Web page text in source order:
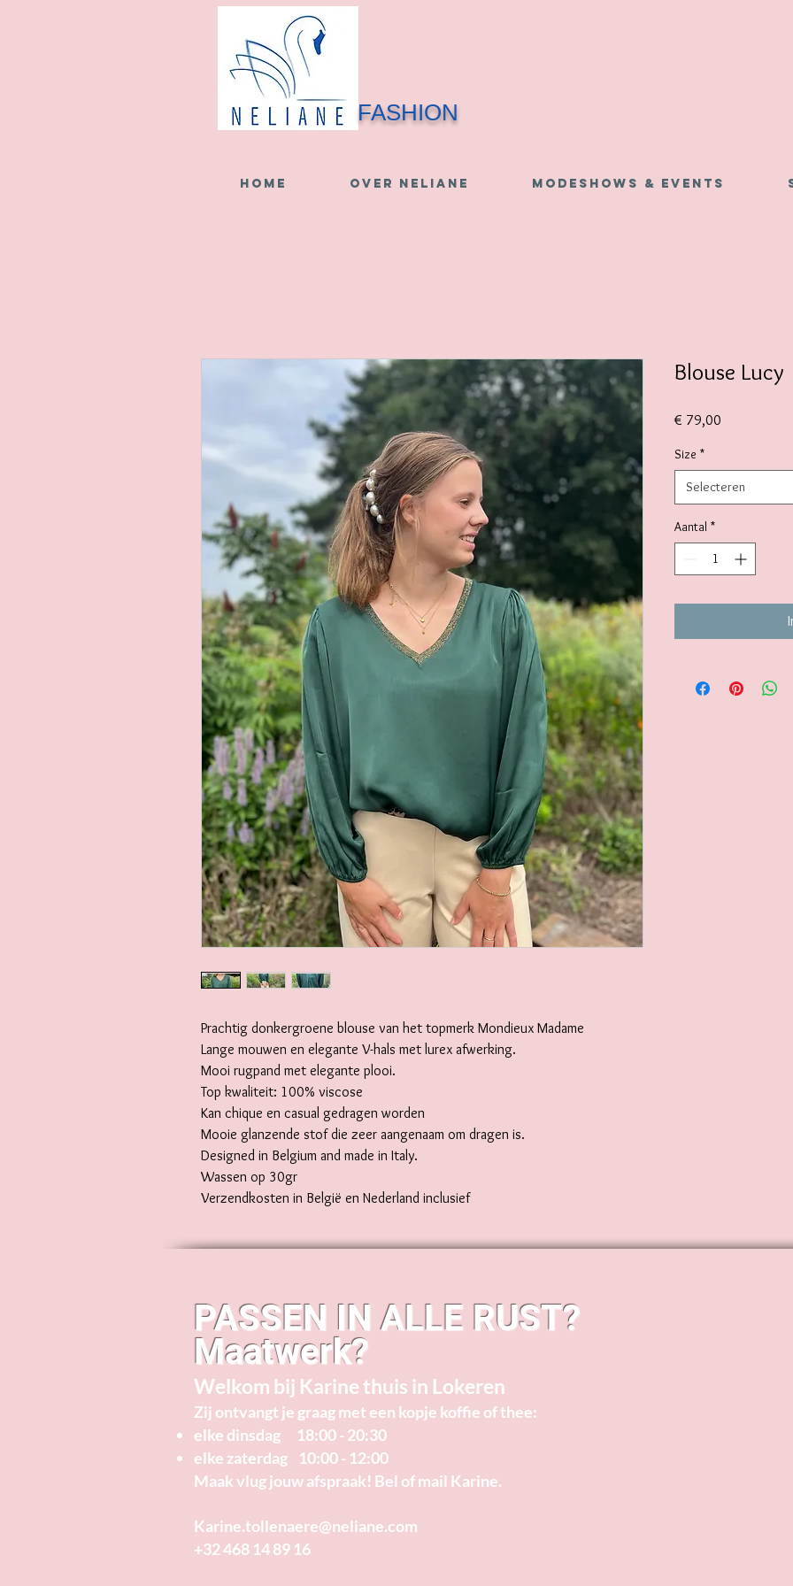
FASHION
HOME OVER NELIANE MODESHOWS & EVENTS
Prachtig donkergroene blouse van het topmerk Mondieux Madame
Lange mouwen en elegante V-hals met lurex afwerking.
Mooi rugpand met elegante plooi.
Top kwaliteit: 100% viscose
Kan chique en casual gedragen worden
Mooie glanzende stof die zeer aangenaam om dragen is.
Designed in Belgium and made in Italy.
Wassen op 30gr
Verzendkosten in België en Nederland inclusief
Blouse Lucy
€ 79,00
Size *
Selecteren
Aantal *
PASSEN IN ALLE RUST?
Maatwerk?
Welkom bij Karine thuis in Lokeren
Zij ontvangt je graag met een kopje koffie of thee:
elke dinsdag 18:00 - 20:30
elke zaterdag 10:00 - 12:00
​Maak vlug jouw afspraak! Bel of mail Karine.​
Karine.tollenaere@neliane.com
+32 468 14 89 16